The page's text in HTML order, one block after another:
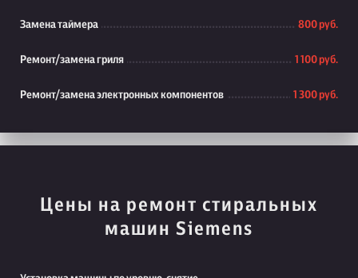
Замена таймера 800 руб.
Ремонт/замена гриля 1 100 руб.
Ремонт/замена электронных компонентов 1 300 руб.
Цены на ремонт стиральных
машин Siemens